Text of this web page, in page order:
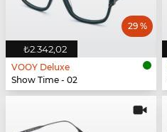
₺2.342,02
29 %
VOOY Deluxe
Show Time - 02